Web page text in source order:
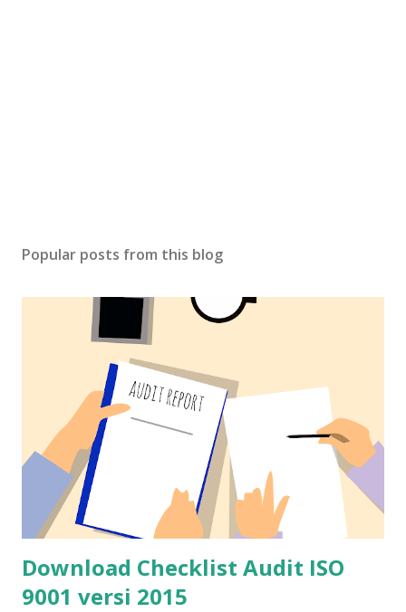
Popular posts from this blog
Download Checklist Audit ISO
9001 versi 2015